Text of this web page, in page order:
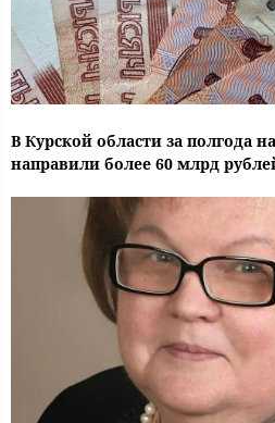
В Курской области за полгода
направили более 60 млрд